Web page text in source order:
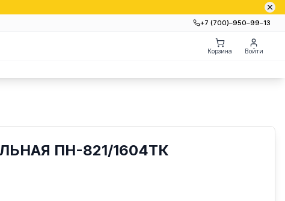
+7 (700)‒950‒99‒13
Корзина Войти
ПН-821/1604ТК